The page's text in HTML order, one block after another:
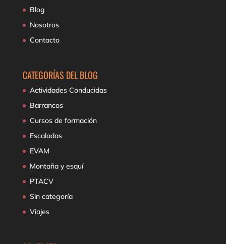
Blog
Nosotros
Contacto
CATEGORÍAS DEL BLOG
Actividades Conducidas
Barrancos
Cursos de formación
Escaladas
EVAM
Montaña y esquí
PTACV
Sin categoría
Viajes